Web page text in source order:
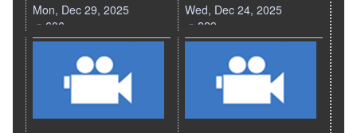
Mon, Dec 29, 2025
606
Wed, Dec 24, 2025
829